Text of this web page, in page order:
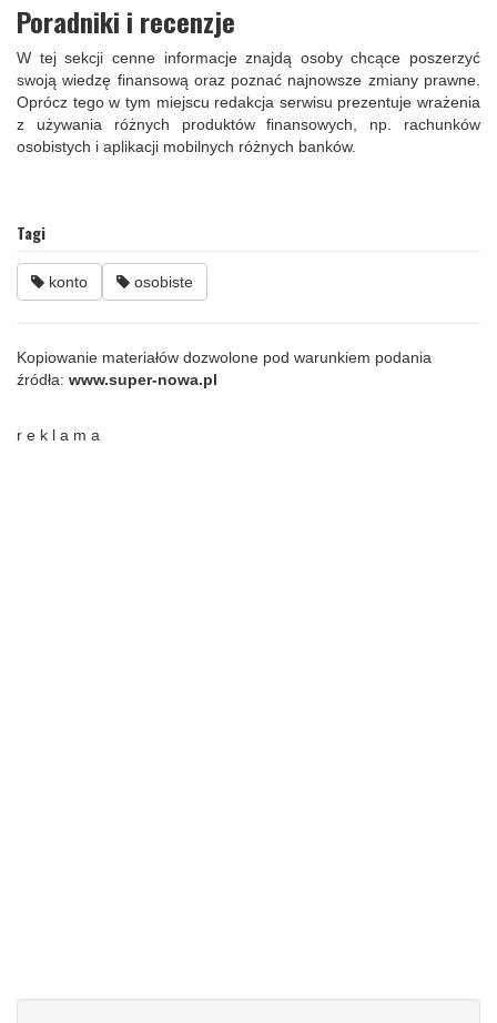
Poradniki i recenzje
W tej sekcji cenne informacje znajdą osoby chcące poszerzyć
swoją wiedzę finansową oraz poznać najnowsze zmiany prawne.
Oprócz tego w tym miejscu redakcja serwisu prezentuje wrażenia
z używania różnych produktów finansowych, np. rachunków
osobistych i aplikacji mobilnych różnych banków.
Tagi
konto osobiste
Kopiowanie materiałów dozwolone pod warunkiem podania
źródła: www.super-nowa.pl
r e k l a m a